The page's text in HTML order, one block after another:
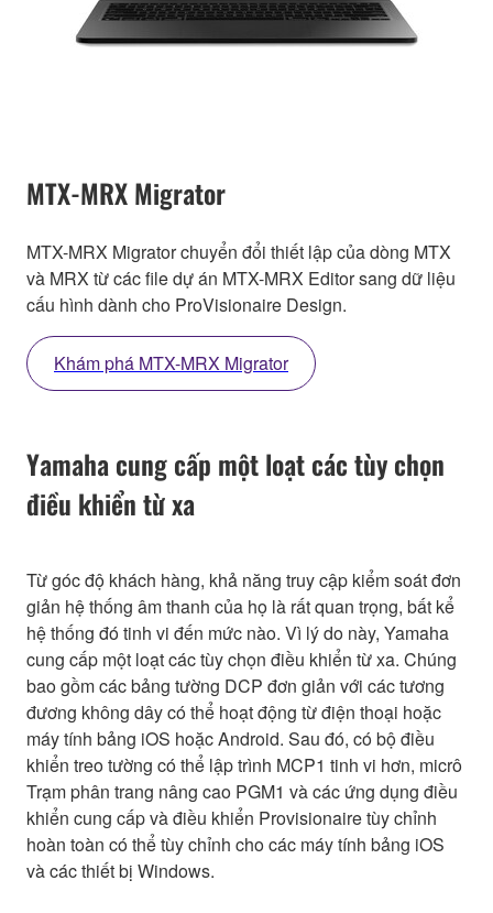
MTX-MRX Migrator
MTX-MRX Migrator chuyển đổi thiết lập của dòng MTX
và MRX từ các file dự án MTX-MRX Editor sang dữ liệu
cấu hình dành cho ProVisionaire Design.
Khám phá MTX-MRX Migrator
Yamaha cung cấp một loạt các tùy chọn
điều khiển từ xa
Từ góc độ khách hàng, khả năng truy cập kiểm soát đơn
giản hệ thống âm thanh của họ là rất quan trọng, bất kể
hệ thống đó tinh vi đến mức nào. Vì lý do này, Yamaha
cung cấp một loạt các tùy chọn điều khiển từ xa. Chúng
bao gồm các bảng tường DCP đơn giản với các tương
đương không dây có thể hoạt động từ điện thoại hoặc
máy tính bảng iOS hoặc Android. Sau đó, có bộ điều
khiển treo tường có thể lập trình MCP1 tinh vi hơn, micrô
Trạm phân trang nâng cao PGM1 và các ứng dụng điều
khiển cung cấp và điều khiển Provisionaire tùy chỉnh
hoàn toàn có thể tùy chỉnh cho các máy tính bảng iOS
và các thiết bị Windows.